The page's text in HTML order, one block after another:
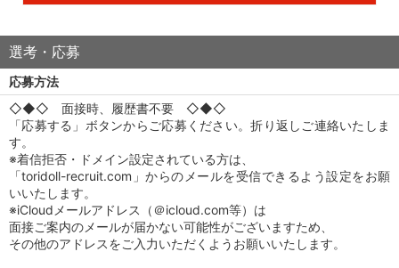
選考・応募
応募方法
◇◆◇ 面接時、履歴書不要 ◇◆◇
「応募する」ボタンからご応募ください。折り返しご連絡いたしま
す。
※着信拒否・ドメイン設定されている方は、
「toridoll-recruit.com」からのメールを受信できるよう設定をお願
いいたします。
※iCloudメールアドレス（＠icloud.com等）は
面接ご案内のメールが届かない可能性がございますため、
その他のアドレスをご入力いただくようお願いいたします。